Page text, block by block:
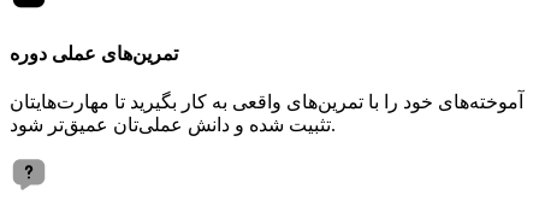
تمرین‌های عملی دوره
آموخته‌های خود را با تمرین‌های واقعی به کار بگیرید تا مهارت‌هایتان
تثبیت شده و دانش عملی‌تان عمیق‌تر شود.